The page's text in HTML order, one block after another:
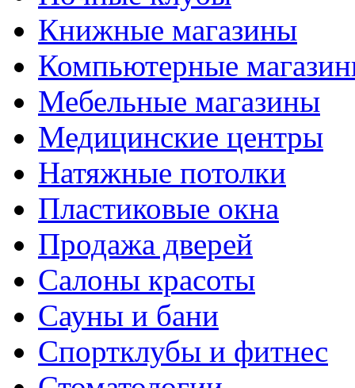
Книжные магазины
Компьютерные
Мебельные магазины
Медицинские центры
Натяжные потолки
Пластиковые окна
Продажа дверей
Салоны красоты
Сауны и бани
Спортклубы и фитнес